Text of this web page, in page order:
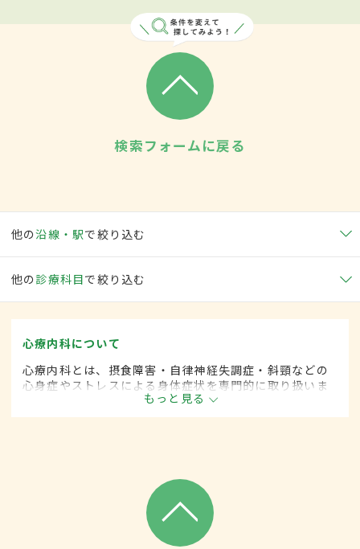
検索フォームに戻る
他の沿線・駅で絞り込む
他の 診療科目で絞り込む
心療内科について
心療内科とは、摂食障害・自律神経失調症・斜頸などの
心身症やストレスによる身体症状を専門的に取り扱いま
もっと見る